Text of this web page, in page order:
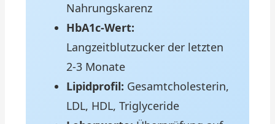
Nahrungskarenz
HbA1c-Wert:
Langzeitblutzucker der letzten
2-3 Monate
Lipidprofil: Gesamtcholesterin,
LDL, HDL, Triglyceride